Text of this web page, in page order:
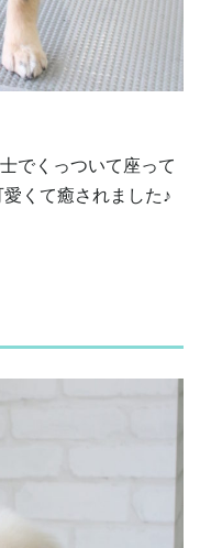
でくっついて座って
くて癒されました♪